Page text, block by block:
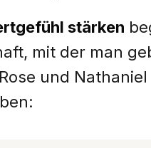
stärken
mit der man
und